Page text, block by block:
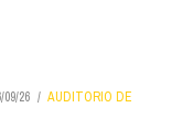
26
AUDITORIO DE